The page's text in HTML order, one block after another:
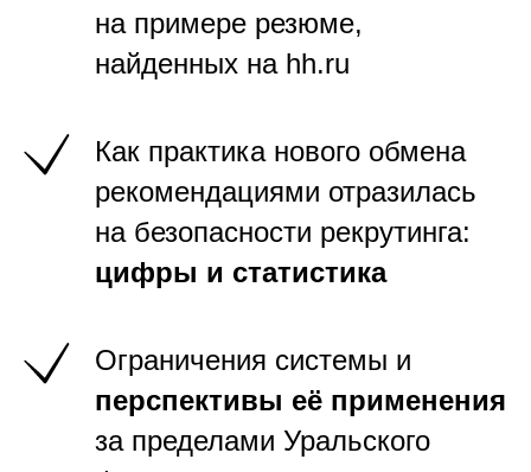
на примере резюме,
найденных на hh.ru
Как практика нового обмена
рекомендациями отразилась
на безопасности рекрутинга:
цифры и статистика
Ограничения системы и
перспективы её применения
за пределами Уральского